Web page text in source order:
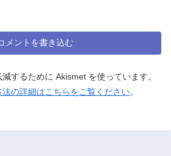
メントを書き込む
するために Akismet を使っています。
の詳細はこちらをご覧ください。